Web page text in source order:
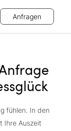
Anfragen
fühlen. In den
Ihre Auszeit